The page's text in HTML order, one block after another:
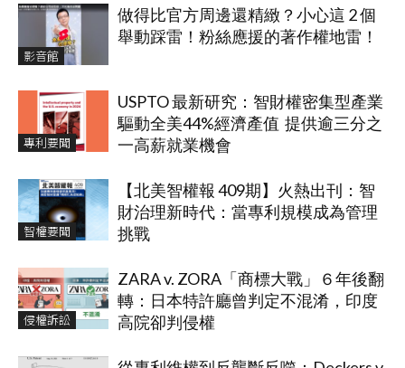
影音館
做得比官方周邊還精緻？小心這 2 個
舉動踩雷！粉絲應援的著作權地雷！
專利要聞
USPTO 最新研究：智財權密集型產業
驅動全美44%經濟產值 提供逾三分之
一高薪就業機會
智權要聞
【北美智權報 409期】火熱出刊：智
財治理新時代：當專利規模成為管理
挑戰
侵權訴訟
ZARA v. ZORA「商標大戰」６年後翻
轉：日本特許廳曾判定不混淆，印度
高院卻判侵權